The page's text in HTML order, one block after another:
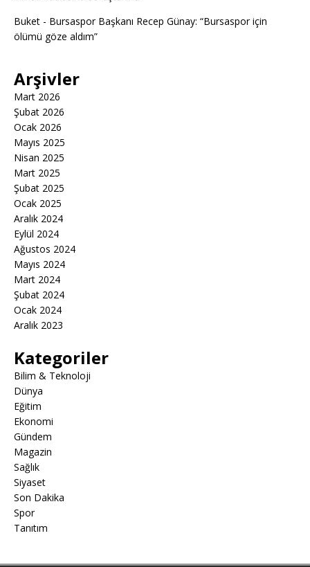
Buket - Bursaspor Başkanı Recep Günay: “Bursaspor için
ölümü göze aldım”
Arşivler
Mart 2026
Şubat 2026
Ocak 2026
Mayıs 2025
Nisan 2025
Mart 2025
Şubat 2025
Ocak 2025
Aralık 2024
Eylül 2024
Ağustos 2024
Mayıs 2024
Mart 2024
Şubat 2024
Ocak 2024
Aralık 2023
Kategoriler
Bilim & Teknoloji
Dünya
Eğitim
Ekonomi
Gündem
Magazin
Sağlık
Siyaset
Son Dakika
Spor
Tanıtım